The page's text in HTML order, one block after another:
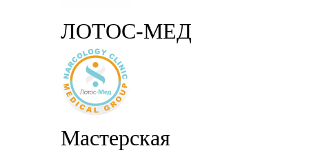
ЛОТОС-МЕД
Мастерская